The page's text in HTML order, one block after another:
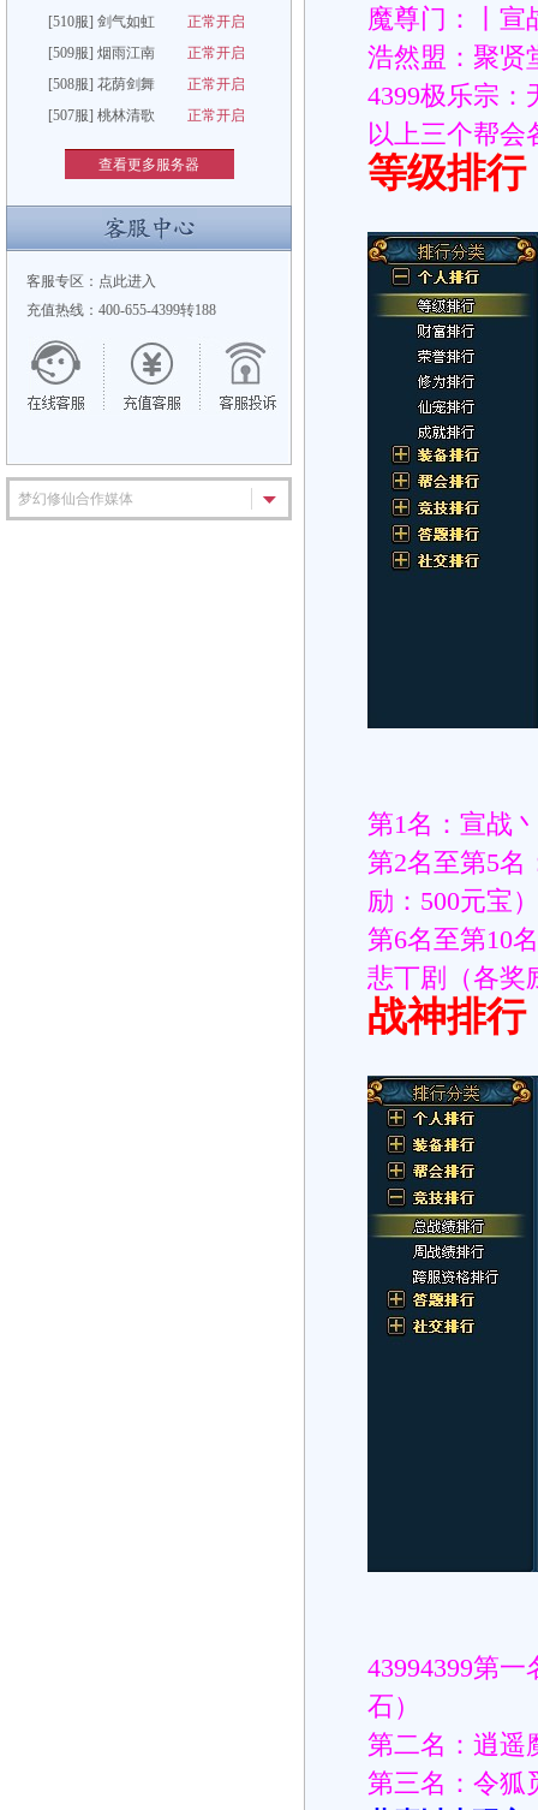
[510服] 剑气如虹
正常开启
[509服] 烟雨江南
正常开启
[508服] 花荫剑舞
正常开启
[507服] 桃林清歌
正常开启
查看更多服务器
客服专区： 点此进入
充值热线：400-655-4399转188
梦幻修仙合作媒体
魔尊门：丨宣
浩然盟：聚贤
4399极乐宗：
以上三个帮会
等级排行
第1名：宣战
第2名至第5名
励：500元宝）
第6名至第10
悲丅剧（各奖
战神排行
43994399第
石）
第二名：逍遥
第三名：令狐